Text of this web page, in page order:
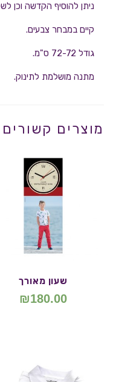
ניתן להוסיף הקדשה וכן
קיים במבחר צבעים.
גודל 72-72 ס"מ.
מתנה מושלמת לתינוק.
מוצרים קשורים
שעון מאורך
₪180.00